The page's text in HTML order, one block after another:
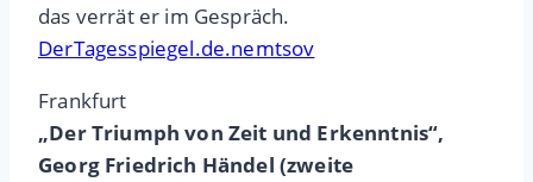
das verrät er im Gespräch.
DerTagesspiegel.de.nemtsov
Frankfurt
„Der Triumph von Zeit und Erkenntnis“,
Georg Friedrich Händel (zweite